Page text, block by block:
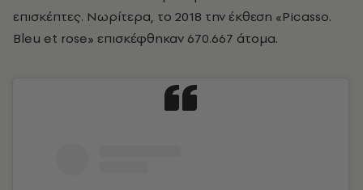
επισκέπτες. Νωρίτερα, το 2018 την έκθεση «Picasso.
Bleu et rose» επισκέφθηκαν 670.667 άτομα.